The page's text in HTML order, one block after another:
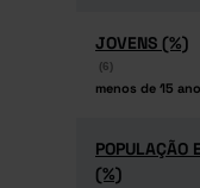
JOVENS (%)
(6)
menos de 15
JOVENS (%)
(6)
menos de 15
POPULAÇÃO
(%)
POPULAÇÃO
(%)